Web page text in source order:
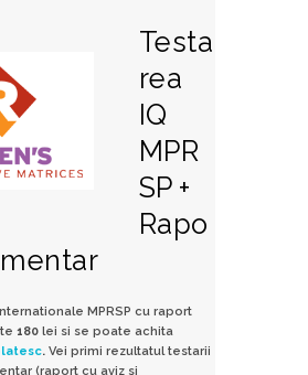
Testa
rea
IQ
MPR
SP +
Rapo
MPRSP cu raport
180 lei si se poate achita
. Vei primi rezultatul testarii
(raport cu aviz si